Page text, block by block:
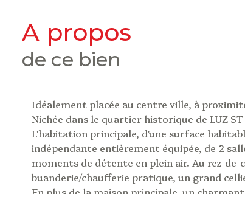
a propos
de ce bien
Idéalement placée au centre ville, à
Nichée dans le quartier historique de LUZ
L'habitation principale, d'une surface
indépendante entièrement équipée, de 2
moments de détente en plein air. Au rez-
buanderie/chaufferie pratique, un grand
En plus de la maison principale, un